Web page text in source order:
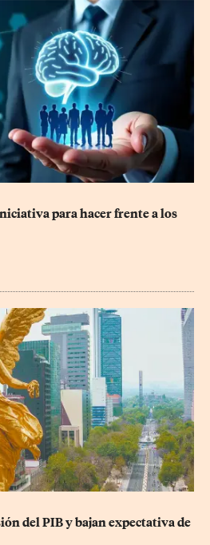
para hacer frente a los
del PIB y bajan expectativa de